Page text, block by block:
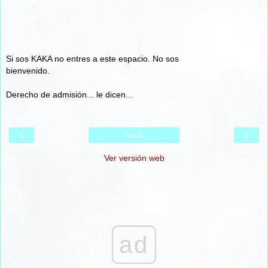
Si sos KAKA no entres a este espacio. No sos
bienvenido.
Derecho de admisión... le dicen...
‹ ›
Inicio
Ver versión web
ad